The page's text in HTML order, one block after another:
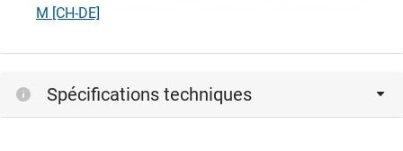
M [CH-DE]
Spécifications techniques